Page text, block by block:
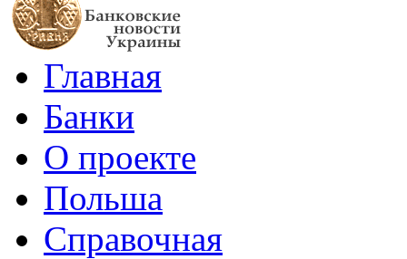
Главная
Банки
О проекте
Польша
Справочная